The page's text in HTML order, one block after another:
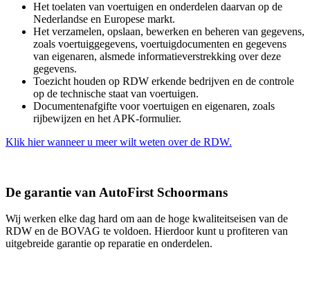
Het toelaten van voertuigen en onderdelen daarvan op de
Nederlandse en Europese markt.
Het verzamelen, opslaan, bewerken en beheren van gegevens,
zoals voertuiggegevens, voertuigdocumenten en gegevens
van eigenaren, alsmede informatieverstrekking over deze
gegevens.
Toezicht houden op RDW erkende bedrijven en de controle
op de technische staat van voertuigen.
Documentenafgifte voor voertuigen en eigenaren, zoals
rijbewijzen en het APK-formulier.
Klik hier wanneer u meer wilt weten over de RDW.
De garantie van AutoFirst Schoormans
Wij werken elke dag hard om aan de hoge kwaliteitseisen van de
RDW en de BOVAG te voldoen. Hierdoor kunt u profiteren van
uitgebreide garantie op reparatie en onderdelen.